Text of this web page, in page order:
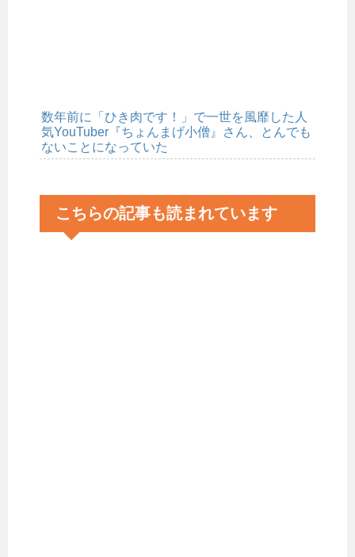
数年前に「ひき肉です！」で一世を風靡した人
気YouTuber『ちょんまげ小僧』さん、とんでも
ないことになっていた
こちらの記事も読まれています